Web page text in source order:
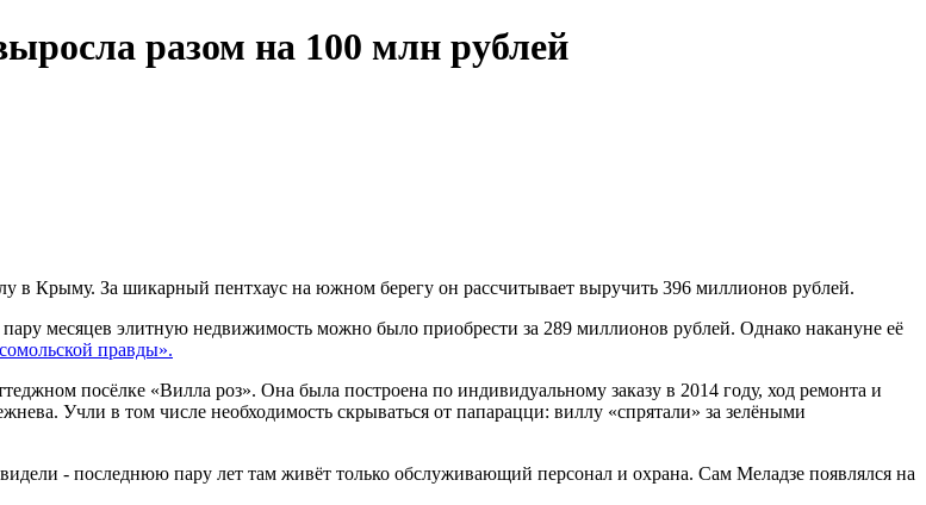
разом на 100 млн рублей
в Крыму. За шикарный пентхаус на южном берегу он рассчитывает выручить 396 миллионов рублей.
месяцев элитную недвижимость можно было приобрести за 289 миллионов рублей. Однако накануне её
правды».
посёлке «Вилла роз». Она была построена по индивидуальному заказу в 2014 году, ход ремонта и
Учли в том числе необходимость скрываться от папарацци: виллу «спрятали» за зелёными
- последнюю пару лет там живёт только обслуживающий персонал и охрана. Сам Меладзе появлялся на